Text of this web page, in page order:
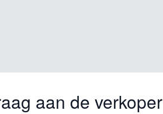
aan de verkoper